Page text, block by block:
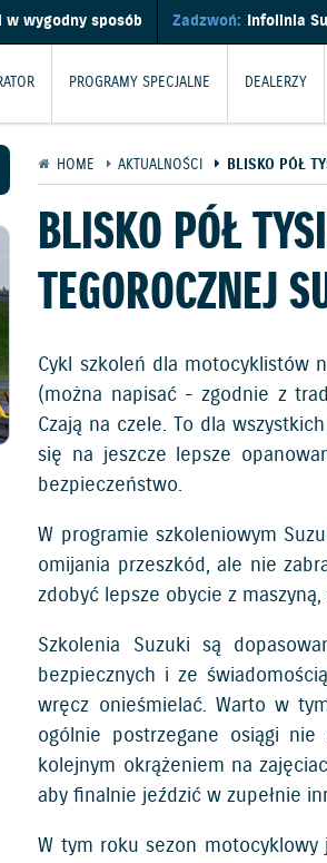
wygodny sposób Zadzwoń: Infolinia
PROGRAMY SPECJALNE DEALERZY
HOME AKTUALNOŚCI BLISKO PÓŁ
BLISKO PÓŁ
TEGOROCZNEJ
Cykl szkoleń dla motocyklistów
(można napisać - zgodnie z
Czają na czele. To dla
się na jeszcze lepsze
bezpieczeństwo.
W programie szkoleniowym
omijania przeszkód, ale nie
zdobyć lepsze obycie z
Szkolenia Suzuki są
bezpiecznych i ze
wręcz onieśmielać. Warto w
ogólnie postrzegane osiągi
kolejnym okrążeniem na
aby finalnie jeździć w zupełnie
W tym roku sezon motocyklowy